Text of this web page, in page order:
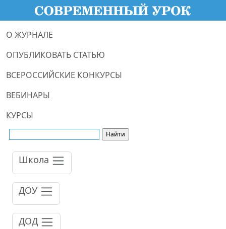
О ЖУРНАЛЕ
ОПУБЛИКОВАТЬ СТАТЬЮ
ВСЕРОССИЙСКИЕ КОНКУРСЫ
ВЕБИНАРЫ
КУРСЫ
Школа
ДОУ
ДОД